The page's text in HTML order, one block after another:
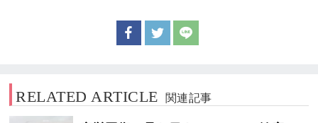
RELATED ARTICLE 関連記事